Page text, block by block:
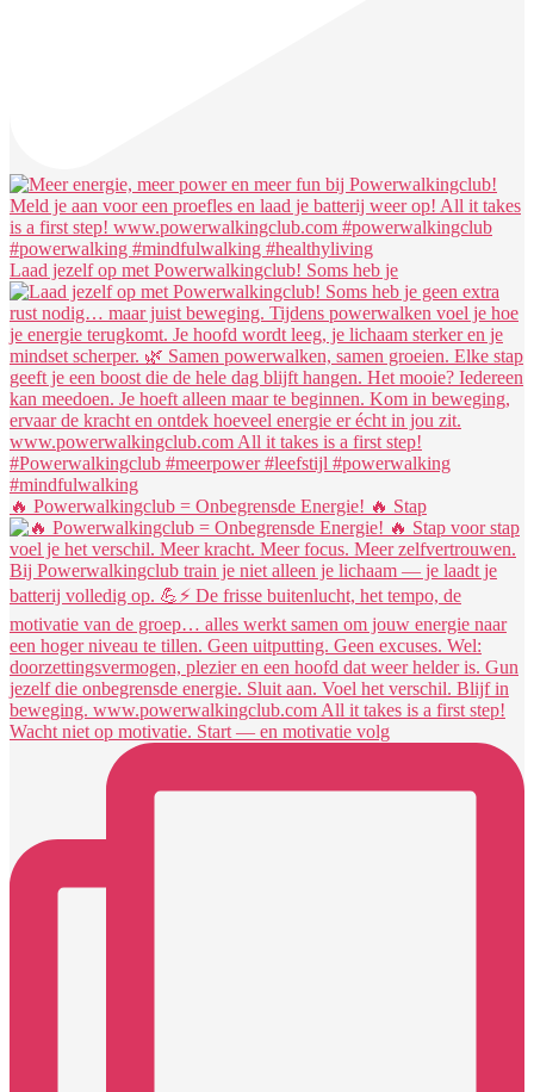
Laad jezelf op met Powerwalkingclub! Soms heb je
🔥 Powerwalkingclub = Onbegrensde Energie! 🔥 Stap
Wacht niet op motivatie. Start — en motivatie volg